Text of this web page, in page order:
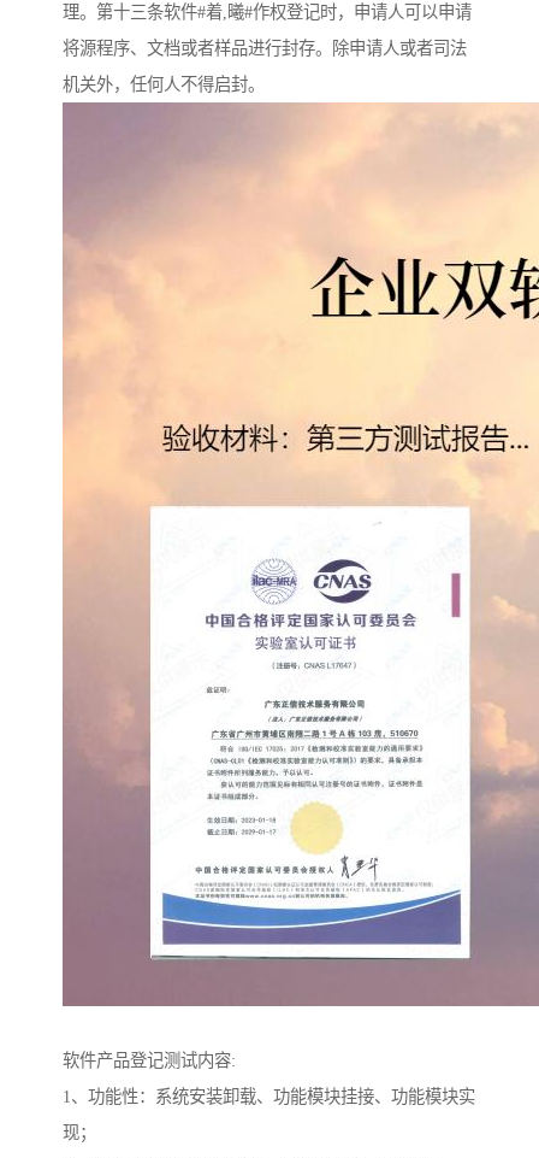
理。第十三条软件#着,曦#作权登记时，申请人可以申请
将源程序、文档或者样品进行封存。除申请人或者司法
机关外，任何人不得启封。
软件产品登记测试内容:
1、功能性：系统安装卸载、功能模块挂接、功能模块实
现；